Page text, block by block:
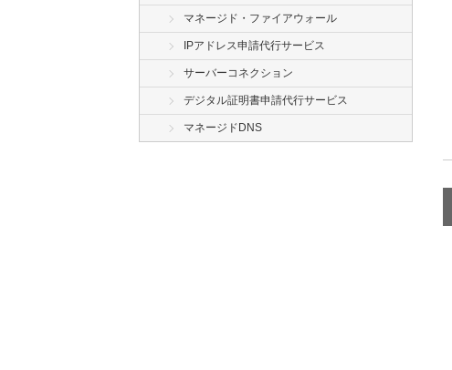
マネージド・ファイアウォール
IPアドレス申請代行サービス
サーバーコネクション
デジタル証明書申請代行サービス
マネージドDNS